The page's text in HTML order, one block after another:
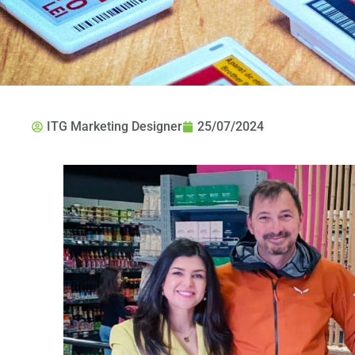
ITG Marketing Designer 25/07/2024